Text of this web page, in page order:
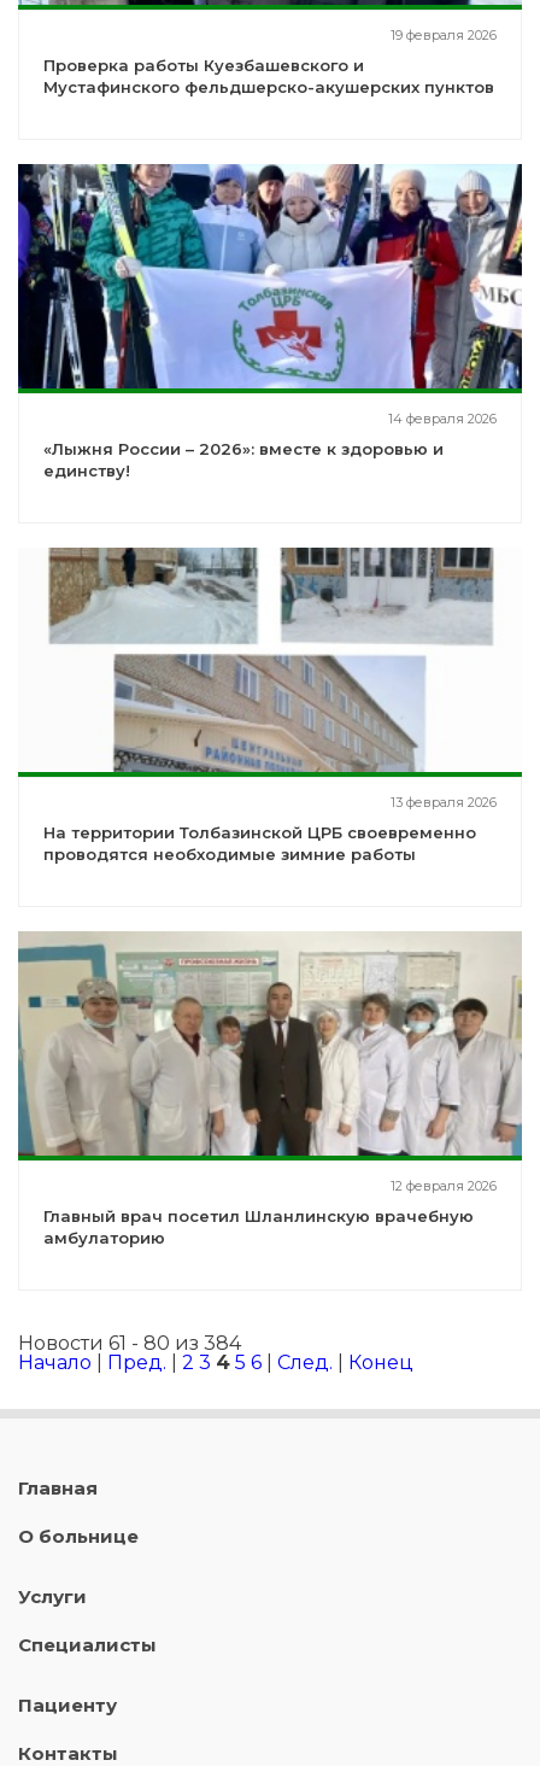
19 февраля 2026
Проверка работы Куезбашевского и
Мустафинского фельдшерско-акушерских пунктов
14 февраля 2026
«Лыжня России – 2026»: вместе к здоровью и
единству!
13 февраля 2026
На территории Толбазинской ЦРБ своевременно
проводятся необходимые зимние работы
12 февраля 2026
Главный врач посетил Шланлинскую врачебную
амбулаторию
Новости 61 - 80 из 384
Начало
Пред. 2 3 4 5 6 След. Конец
Главная
О больнице
Услуги
Специалисты
Пациенту
Контакты